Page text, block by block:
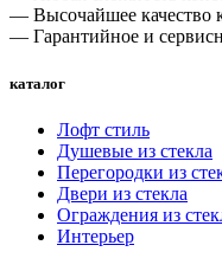
— Высочайшее качество
— Гарантийное и
каталог
Лофт стиль
Душевые из стекла
Перегородки из
Двери из стекла
Ограждения из
Интерьер